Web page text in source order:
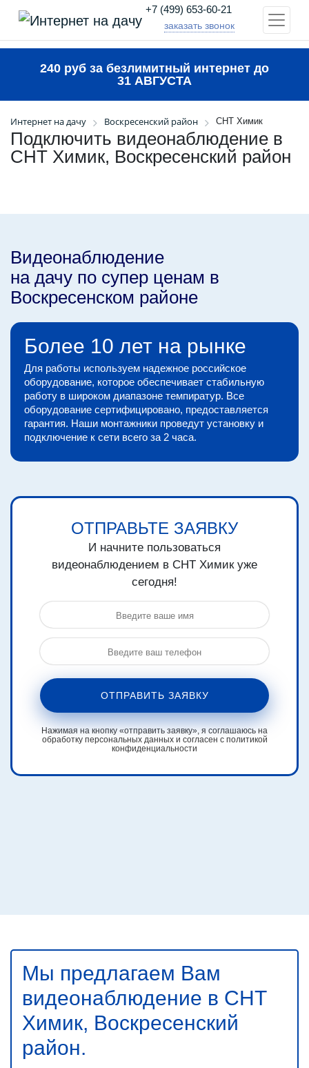
+7 (499) 653-60-21
заказать звонок
240 руб за безлимитный интернет до
31 АВГУСТА
Интернет на дачу Воскресенский район СНТ Химик
Подключить видеонаблюдение в
СНТ Химик, Воскресенский район
Видеонаблюдение
на дачу по супер ценам в
Воскресенском районе
Более 10 лет на рынке
Для работы используем надежное российское
оборудование, которое обеспечивает стабильную
работу в широком диапазоне темпиратур. Все
оборудование сертифицировано, предоставляется
гарантия. Наши монтажники проведут установку и
подключение к сети всего за 2 часа.
ОТПРАВЬТЕ ЗАЯВКУ
И начните пользоваться
видеонаблюдением в СНТ Химик уже
сегодня!
ОТПРАВИТЬ ЗАЯВКУ
Нажимая на кнопку «отправить заявку», я соглашаюсь на
обработку персональных данных и согласен с политикой
конфиденциальности
Мы предлагаем Вам
видеонаблюдение в СНТ
Химик, Воскресенский
район.